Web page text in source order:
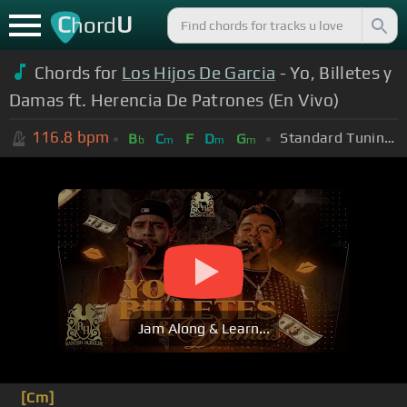
ChordU
Chords for Los Hijos De Garcia - Yo, Billetes y
Damas ft. Herencia De Patrones (En Vivo)
116.8 bpm Bb Cm F Dm Gm Standard Tuning (EADGBE)
Jam Along & Learn...
[Cm]